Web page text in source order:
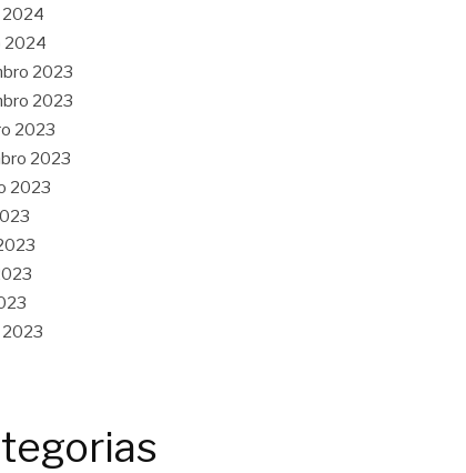
2024
2024
2023
2023
2023
2023
2023